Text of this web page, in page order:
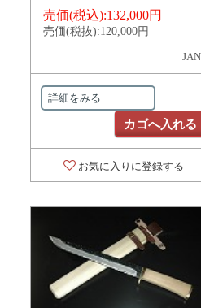
売価(税込):132,000円
売価(税抜):120,000円
詳細をみる
カゴへ入れる
お気に入りに登録する